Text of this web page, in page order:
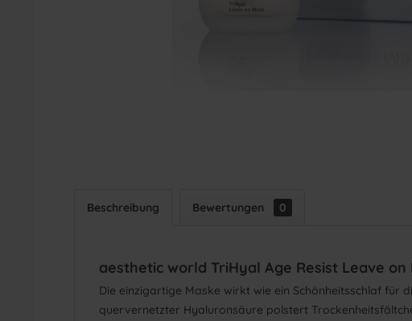
Beschreibung Bewertungen 0
aesthetic world TriHyal Age Resist Leave on
Die einzigartige Maske wirkt wie ein Schönheitsschlaf
quervernetzter Hyaluronsäure polstert